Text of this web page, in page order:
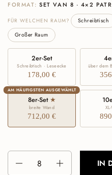
FORMAT:SET VAN 8 · 4×2
FÜR WELCHEN RAUM? Schreibtisch
Großer Raum
2er-Set
Schreibtisch · Leseecke
178,00 €
über dem
AM HÄUFIGSTEN AUSGEWÄHLT
8er-Set ★
breite Wand
712,00 €
Anzahl
IN